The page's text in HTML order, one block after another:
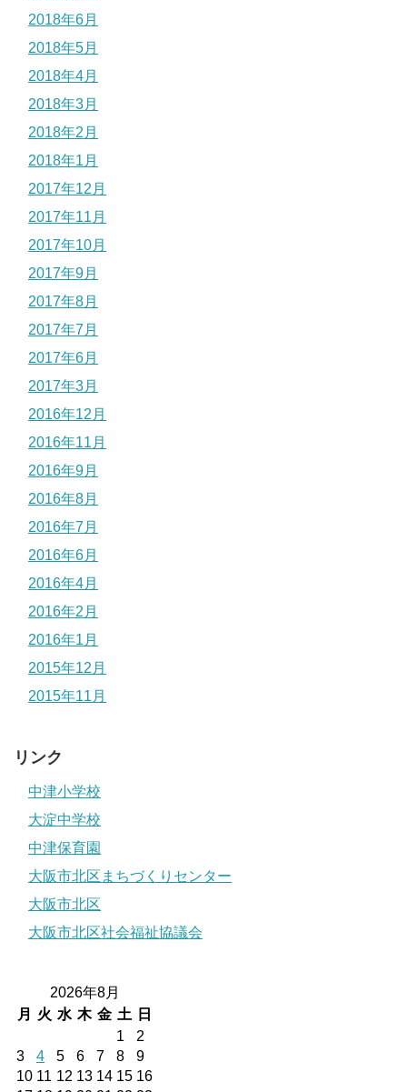
2018年6月
2018年5月
2018年4月
2018年3月
2018年2月
2018年1月
2017年12月
2017年11月
2017年10月
2017年9月
2017年8月
2017年7月
2017年6月
2017年3月
2016年12月
2016年11月
2016年9月
2016年8月
2016年7月
2016年6月
2016年4月
2016年2月
2016年1月
2015年12月
2015年11月
リンク
中津小学校
大淀中学校
中津保育園
大阪市北区まちづくりセンター
大阪市北区
大阪市北区社会福祉協議会
2026年8月
月
火 水 木 金 土
日
1
2
3
4 5 6 7 8
9
10 11 12 13 14 15 16